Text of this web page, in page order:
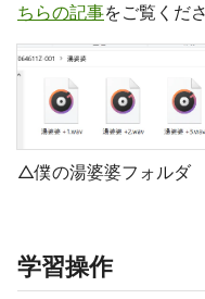
ちらの記事をご覧くださ
△僕の湯婆婆フォルダ
学習操作